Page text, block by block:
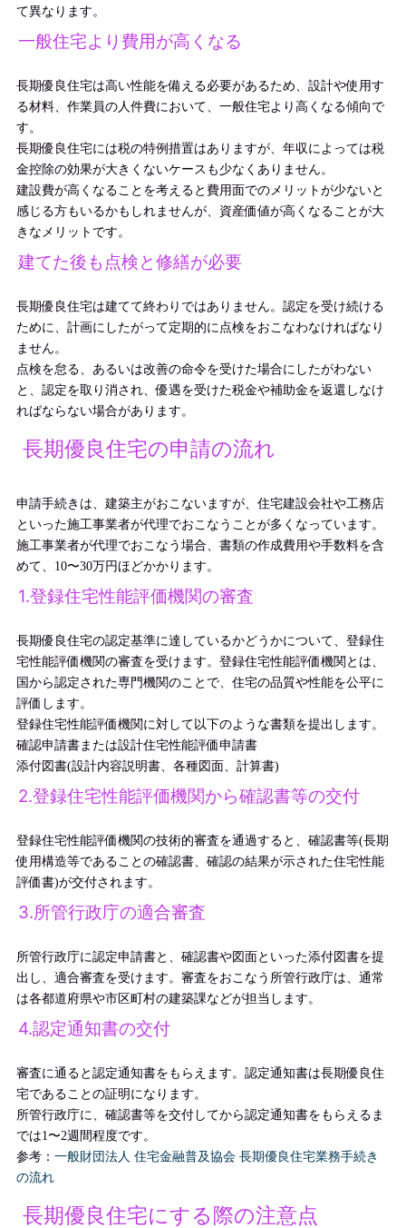
て異なります。
一般住宅より費用が高くなる
長期優良住宅は高い性能を備える必要があるため、設計や使用す
る材料、作業員の人件費において、一般住宅より高くなる傾向で
す。
長期優良住宅には税の特例措置はありますが、年収によっては税
金控除の効果が大きくないケースも少なくありません。
建設費が高くなることを考えると費用面でのメリットが少ないと
感じる方もいるかもしれませんが、資産価値が高くなることが大
きなメリットです。
建てた後も点検と修繕が必要
長期優良住宅は建てて終わりではありません。認定を受け続ける
ために、計画にしたがって定期的に点検をおこなわなければなり
ません。
点検を怠る、あるいは改善の命令を受けた場合にしたがわない
と、認定を取り消され、優遇を受けた税金や補助金を返還しなけ
ればならない場合があります。
長期優良住宅の申請の流れ
申請手続きは、建築主がおこないますが、住宅建設会社や工務店
といった施工事業者が代理でおこなうことが多くなっています。
施工事業者が代理でおこなう場合、書類の作成費用や手数料を含
めて、10〜30万円ほどかかります。
1.登録住宅性能評価機関の審査
長期優良住宅の認定基準に達しているかどうかについて、登録住
宅性能評価機関の審査を受けます。登録住宅性能評価機関とは、
国から認定された専門機関のことで、住宅の品質や性能を公平に
評価します。
登録住宅性能評価機関に対して以下のような書類を提出します。
確認申請書または設計住宅性能評価申請書
添付図書(設計内容説明書、各種図面、計算書)
2.登録住宅性能評価機関から確認書等の交付
登録住宅性能評価機関の技術的審査を通過すると、確認書等(長期
使用構造等であることの確認書、確認の結果が示された住宅性能
評価書)が交付されます。
3.所管行政庁の適合審査
所管行政庁に認定申請書と、確認書や図面といった添付図書を提
出し、適合審査を受けます。審査をおこなう所管行政庁は、通常
は各都道府県や市区町村の建築課などが担当します。
4.認定通知書の交付
審査に通ると認定通知書をもらえます。認定通知書は長期優良住
宅であることの証明になります。
所管行政庁に、確認書等を交付してから認定通知書をもらえるま
では1〜2週間程度です。
参考： 一般財団法人 住宅金融普及協会 長期優良住宅業務手続き
の流れ
長期優良住宅にする際の注意点